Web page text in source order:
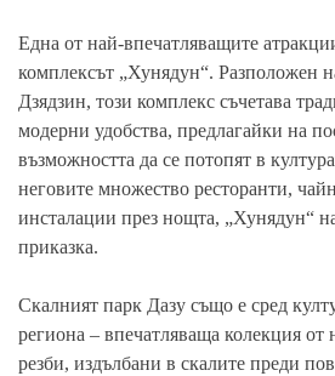
Една от най-впечатляващите
комплексът „Хунядун“. Разположен
Дзядзин, този комплекс съчетава
модерни удобства, предлагайки на
възможността да се потопят в
неговите множество ресторанти,
инсталации през нощта, „Хунядун“
приказка.
Скалният парк Дазу също е сред
региона – впечатляваща колекция от
резби, издълбани в скалите преди